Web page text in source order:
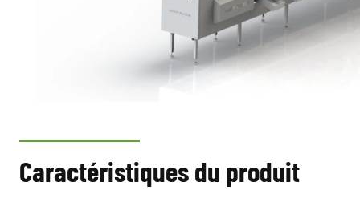
Caractéristiques du produit